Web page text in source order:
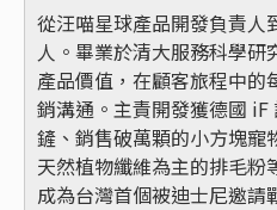
從汪喵星球產品開發負責人
人。畢業於清大服務科學
產品價值，在顧客旅程中
銷溝通。主責開發獲德國 iF
鏟、銷售破萬顆的小方塊寵
天然植物纖維為主的排毛
成為台灣首個被迪士尼邀請